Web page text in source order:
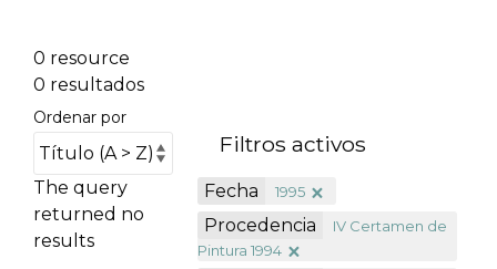
0 resource
0 resultados
Ordenar por
The query
returned no
results
Filtros activos
Fecha 1995
Procedencia
IV Certamen de
Pintura 1994